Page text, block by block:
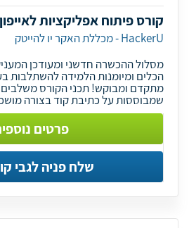
קורס פיתוח אפליקציות
HackerU - מכללת האקר יו להייטק
מסלול ההכשרה חדשני ומעודכן
הכלים ומיומנות הלמידה להשתלבות
מתקדם ומבוקש! תכני הקורס משלבים
שמבוססות על כתיבת קוד בצורה
פרטים
שלח פניה לגבי